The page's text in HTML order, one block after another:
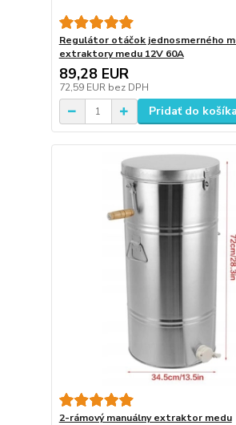
Regulátor otáčok jednosmerného
extraktory medu 12V 60A
89,28 EUR
72,59 EUR bez DPH
Pridať do košíka
2-rámový manuálny extraktor medu